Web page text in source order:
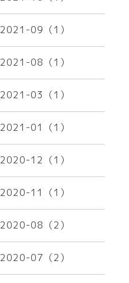
2021-09（1）
2021-08（1）
2021-03（1）
2021-01（1）
2020-12（1）
2020-11（1）
2020-08（2）
2020-07（2）